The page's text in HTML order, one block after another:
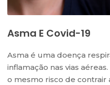
Asma E Covid-19
Asma é uma doença
inflamação nas vias
o mesmo risco de contrair